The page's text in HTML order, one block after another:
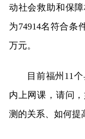
动社会救助和保
为74914名符合条
万元。
目前福州11
内上网课，请问
测的关系、如何提